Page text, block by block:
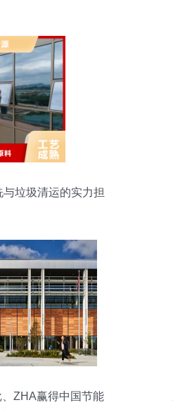
垃圾清运的实力担
ZHA赢得中国节能